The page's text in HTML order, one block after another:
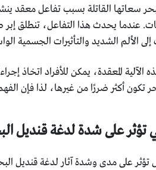
سعاتها القاتلة بسبب تفاعل معقد
عندما يحدث هذا التفاعل، تنطلق إبر
إلى الألم الشديد والتأثيرات الجسمية
المعقدة، يمكن للأفراد اتخاذ
تكون أكثر ضررًا من غيرها، لذا فإن
تؤثر على شدة لدغة قنديل
على مدى وشدة آثار لدغة قنديل